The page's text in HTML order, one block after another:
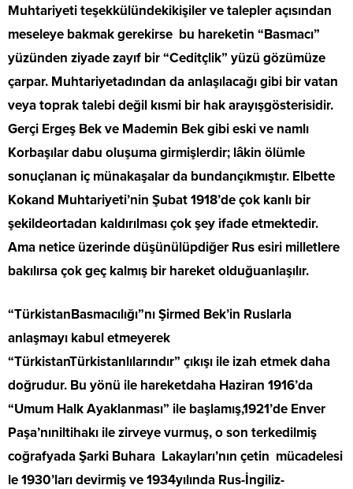
Muhtariyeti teşekkülündekikişiler ve talepler açısından
meseleye bakmak gerekirse bu hareketin “Basmacı”
yüzünden ziyade zayıf bir “Ceditçlik” yüzü gözümüze
çarpar. Muhtariyetadından da anlaşılacağı gibi bir vatan
veya toprak talebi değil kısmi bir hak arayışgösterisidir.
Gerçi Ergeş Bek ve Mademin Bek gibi eski ve namlı
Korbaşılar dabu oluşuma girmişlerdir; lâkin ölümle
sonuçlanan iç münakaşalar da bundançıkmıştır. Elbette
Kokand Muhtariyeti’nin Şubat 1918’de çok kanlı bir
şekildeortadan kaldırılması çok şey ifade etmektedir.
Ama netice üzerinde düşünülüpdiğer Rus esiri milletlere
bakılırsa çok geç kalmış bir hareket olduğuanlaşılır.
“TürkistanBasmacılığı”nı Şirmed Bek’in Ruslarla
anlaşmayı kabul etmeyerek
“TürkistanTürkistanlılarındır” çıkışı ile izah etmek daha
doğrudur. Bu yönü ile hareketdaha Haziran 1916’da
“Umum Halk Ayaklanması” ile başlamış,1921’de Enver
Paşa’nıniltihakı ile zirveye vurmuş, o son terkedilmiş
coğrafyada Şarki Buhara Lakayları’nın çetin mücadelesi
le 1930’ları devirmiş ve 1934yılında Rus-İngiliz-